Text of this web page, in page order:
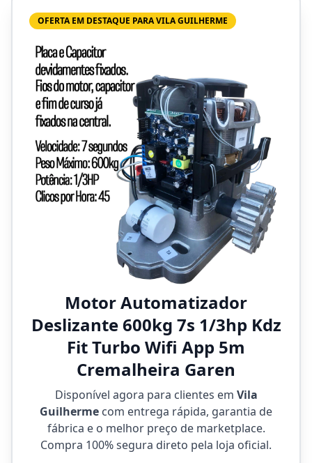
OFERTA EM DESTAQUE PARA VILA GUILHERME
Motor Automatizador
Deslizante 600kg 7s 1/3hp Kdz
Fit Turbo Wifi App 5m
Cremalheira Garen
Disponível agora para clientes em Vila
Guilherme com entrega rápida, garantia de
fábrica e o melhor preço de marketplace.
Compra 100% segura direto pela loja oficial.